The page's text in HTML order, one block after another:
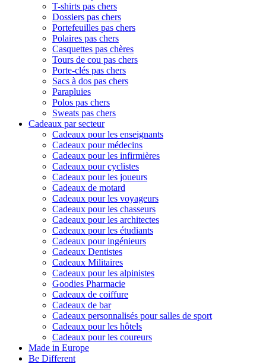
T-shirts pas chers
Dossiers pas chers
Portefeuilles pas chers
Polaires pas chers
Casquettes pas chères
Tours de cou pas chers
Porte-clés pas chers
Sacs à dos pas chers
Parapluies
Polos pas chers
Sweats pas chers
Cadeaux par secteur
Cadeaux pour les enseignants
Cadeaux pour médecins
Cadeaux pour les infirmières
Cadeaux pour cyclistes
Cadeaux pour les joueurs
Cadeaux de motard
Cadeaux pour les voyageurs
Cadeaux pour les chasseurs
Cadeaux pour les architectes
Cadeaux pour les étudiants
Cadeaux pour ingénieurs
Cadeaux Dentistes
Cadeaux Militaires
Cadeaux pour les alpinistes
Goodies Pharmacie
Cadeaux de coiffure
Cadeaux de bar
Cadeaux personnalisés pour salles de sport
Cadeaux pour les hôtels
Cadeaux pour les coureurs
Made in Europe
Be Different